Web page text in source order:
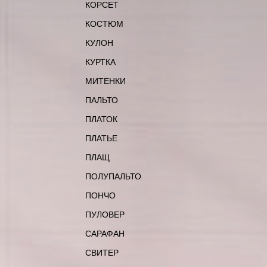
КОРСЕТ
КОСТЮМ
КУЛОН
КУРТКА
МИТЕНКИ
ПАЛЬТО
ПЛАТОК
ПЛАТЬЕ
ПЛАЩ
ПОЛУПАЛЬТО
ПОНЧО
ПУЛОВЕР
САРАФАН
СВИТЕР